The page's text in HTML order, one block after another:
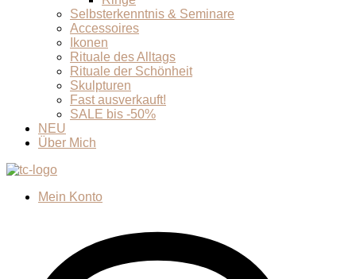
Selbsterkenntnis & Seminare
Accessoires
Ikonen
Rituale des Alltags
Rituale der Schönheit
Skulpturen
Fast ausverkauft!
SALE bis -50%
NEU
Über Mich
Mein Konto